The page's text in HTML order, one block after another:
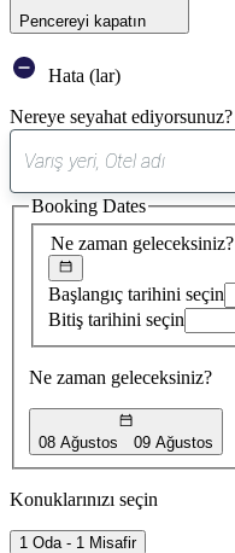
Pencereyi kapatın
Hata (lar)
Nereye seyahat ediyorsunuz?
Ne zaman geleceksiniz?
Başlangıç tarihini seçin
Bitiş tarihini seçin
Ne zaman geleceksiniz?
08 Ağustos 09 Ağustos
Booking Dates
Konuklarınızı seçin
1 Oda - 1 Misafir